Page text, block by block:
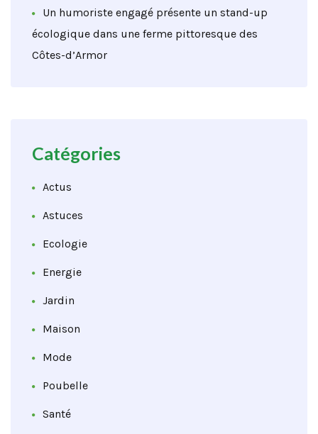
Un humoriste engagé présente un stand-up
écologique dans une ferme pittoresque des
Côtes-d’Armor
Catégories
Actus
Astuces
Ecologie
Energie
Jardin
Maison
Mode
Poubelle
Santé